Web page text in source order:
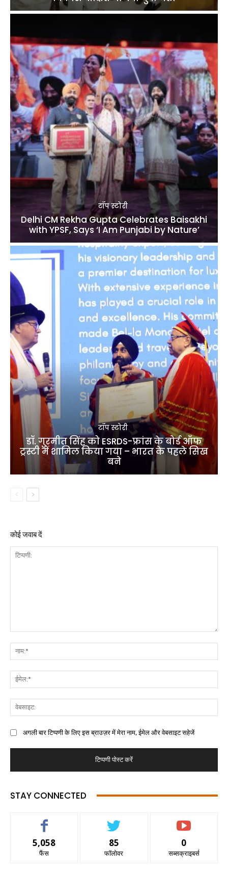
टॉप स्टोरी
Delhi CM Rekha Gupta Celebrates Baisakhi
with YPSF, Says ‘I Am Punjabi by Nature’
टॉप स्टोरी
डॉ. गुरमीत सिंह को ESRDS-फ्रांस के बोर्ड ऑफ
ट्रस्टी में शामिल किया गया – भारत के पहले सिख
बने
कोई जवाब दें
अगली बार टिप्पणी के लिए इस ब्राउज़र में मेरा नाम, ईमेल और वेबसाइट सहेजें
STAY CONNECTED
5,058
फैंस
85
फॉलोवर
0
सब्सक्राइबर्स